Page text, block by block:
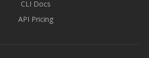
CLI Docs
API Pricing